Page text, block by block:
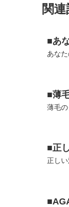
関
■あ
あな
■薄
薄毛
■正
正し